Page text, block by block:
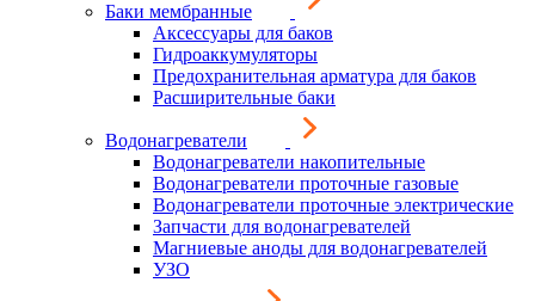
Баки мембранные
Аксессуары для баков
Гидроаккумуляторы
Предохранительная арматура для баков
Расширительные баки
Водонагреватели
Водонагреватели накопительные
Водонагреватели проточные газовые
Водонагреватели проточные электрические
Запчасти для водонагревателей
Магниевые аноды для водонагревателей
УЗО